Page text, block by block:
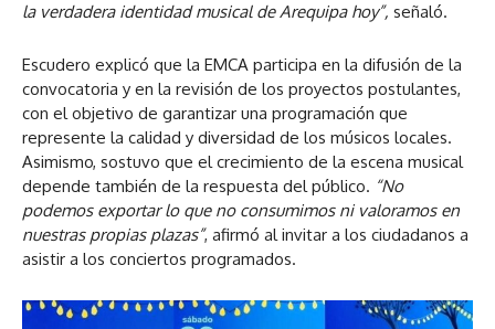
la verdadera identidad musical de Arequipa hoy”, señaló.
Escudero explicó que la EMCA participa en la difusión de la
convocatoria y en la revisión de los proyectos postulantes,
con el objetivo de garantizar una programación que
represente la calidad y diversidad de los músicos locales.
Asimismo, sostuvo que el crecimiento de la escena musical
depende también de la respuesta del público. “No
podemos exportar lo que no consumimos ni valoramos en
nuestras propias plazas”, afirmó al invitar a los ciudadanos a
asistir a los conciertos programados.